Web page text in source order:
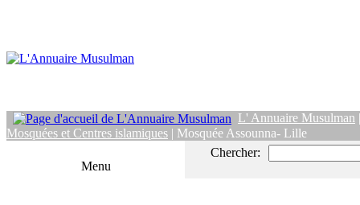
L' Annuaire Musulman
Mosquées et Centres islamiques | Mosquée Assounna- Lille
Menu
Chercher: